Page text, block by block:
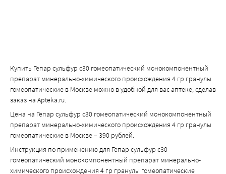
Купить Гепар сульфур с30 гомеопатический монокомпонентный
препарат минерально-химического происхождения 4 гр гранулы
гомеопатические в Москве можно в удобной для вас аптеке, сделав
заказ на Apteka.ru.
Цена на Гепар сульфур с30 гомеопатический монокомпонентный
препарат минерально-химического происхождения 4 гр гранулы
гомеопатические в Москве – 390 рублей.
Инструкция по применению для Гепар сульфур с30
гомеопатический монокомпонентный препарат минерально-
химического происхождения 4 гр гранулы гомеопатические